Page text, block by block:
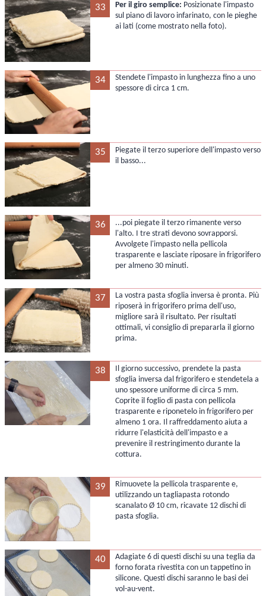
33 Per il giro semplice: Posizionate l'impasto
sul piano di lavoro infarinato, con le pieghe
ai lati (come mostrato nella foto).
34
Stendete l'impasto in lunghezza fino a uno
spessore di circa 1 cm.
35
Piegate il terzo superiore dell'impasto verso
il basso...
36
...poi piegate il terzo rimanente verso
l'alto. I tre strati devono sovrapporsi.
Avvolgete l'impasto nella pellicola
trasparente e lasciate riposare in frigorifero
per almeno 30 minuti.
37
La vostra pasta sfoglia inversa è pronta. Più
riposerà in frigorifero prima dell'uso,
migliore sarà il risultato. Per risultati
ottimali, vi consiglio di prepararla il giorno
prima.
38
Il giorno successivo, prendete la pasta
sfoglia inversa dal frigorifero e stendetela a
uno spessore uniforme di circa 5 mm.
Coprite il foglio di pasta con pellicola
trasparente e riponetelo in frigorifero per
almeno 1 ora. Il raffreddamento aiuta a
ridurre l'elasticità dell'impasto e a
prevenire il restringimento durante la
cottura.
39
Rimuovete la pellicola trasparente e,
utilizzando un tagliapasta rotondo
scanalato Ø 10 cm, ricavate 12 dischi di
pasta sfoglia.
40
Adagiate 6 di questi dischi su una teglia da
forno forata rivestita con un tappetino in
silicone. Questi dischi saranno le basi dei
vol-au-vent.